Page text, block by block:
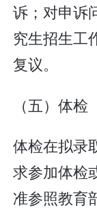
诉；对申诉
究生招生工
复议。
（五）体检
体检在拟录
求参加体检
准参照教育